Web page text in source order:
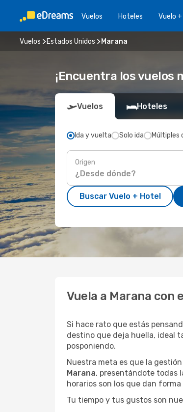
Vuelos Hoteles Vuelo +
Vuelos Estados Unidos Marana
¡Encuentra los vuelos
Vuelos Hoteles
Ida y vuelta Solo ida Múltiples
Origen
Buscar Vuelo + Hotel
Vuela a Marana con
Si hace rato que estás
destino que deja huella, ideal
posponiendo.
Nuestra meta es que la
Marana, presentándote todas
horarios son los que dan
Tu tiempo y tus gustos son